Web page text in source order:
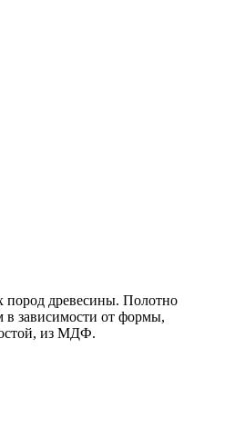
пород древесины. Полотно
в зависимости от формы,
из МДФ.